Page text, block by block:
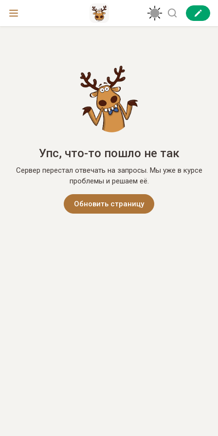
Упс, что-то пошло не так
Сервер перестал отвечать на запросы. Мы уже в курсе
проблемы и решаем её.
Обновить страницу